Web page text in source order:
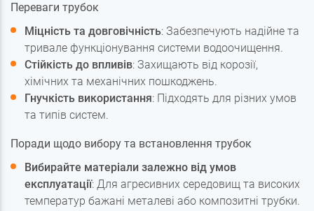
Переваги трубок
Міцність та довговічність: Забезпечують надійне та
тривале функціонування системи водоочищення.
Стійкість до впливів: Захищають від корозії,
хімічних та механічних пошкоджень.
Гнучкість використання: Підходять для різних умов
та типів систем.
Поради щодо вибору та встановлення трубок
Вибирайте матеріали залежно від умов
експлуатації: Для агресивних середовищ та високих
температур бажані металеві або композитні трубки.